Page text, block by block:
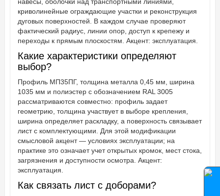
навесы, оболочки над транспортными линиями,
криволинейные ограждающие участки и реконструкция
дуговых поверхностей. В каждом случае проверяют
фактический радиус, линии опор, доступ к крепежу и
переходы к прямым плоскостям. Акцент: эксплуатация.
Какие характеристики определяют
выбор?
Профиль МП35ПГ, толщина металла 0,45 мм, ширина
1035 мм и полиэстер с обозначением RAL 3005
рассматриваются совместно: профиль задает
геометрию, толщина участвует в выборе крепления,
ширина определяет раскладку, а поверхность связывает
лист с комплектующими. Для этой модификации
смысловой акцент — условиях эксплуатации; на
практике это означает учет открытых кромок, мест стока,
загрязнения и доступности осмотра. Акцент:
эксплуатация.
Как связать лист с доборами?